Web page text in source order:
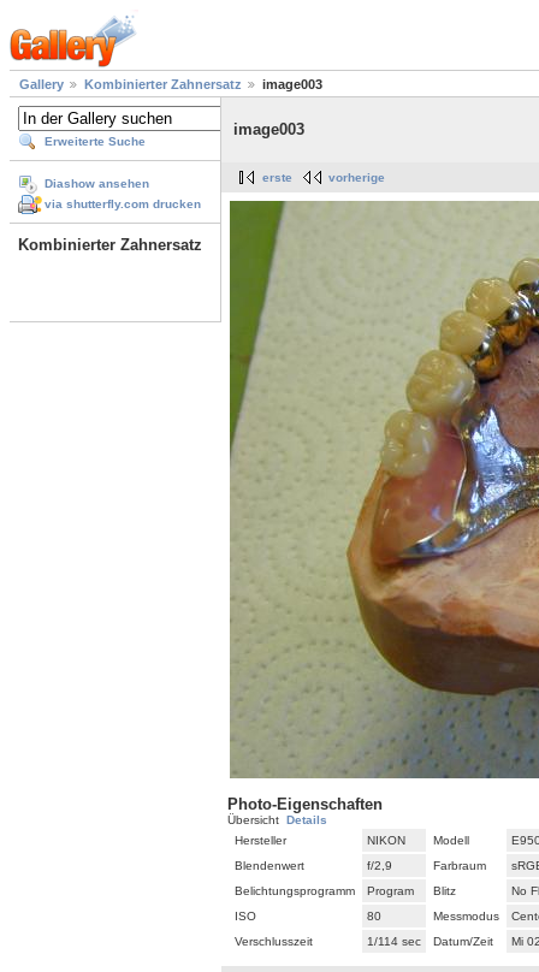
Gallery Kombinierter Zahnersatz image003
Erweiterte Suche
Diashow ansehen
via shutterfly.com drucken
Kombinierter Zahnersatz
image003
erste vorherige
Photo-Eigenschaften
Übersicht Details
Hersteller
NIKON Modell
Blendenwert
f/2,9 Farbraum
Belichtungsprogramm
Program Blitz
No
ISO
80 Messmodus
Verschlusszeit
1/114 sec Datum/Zeit Mi